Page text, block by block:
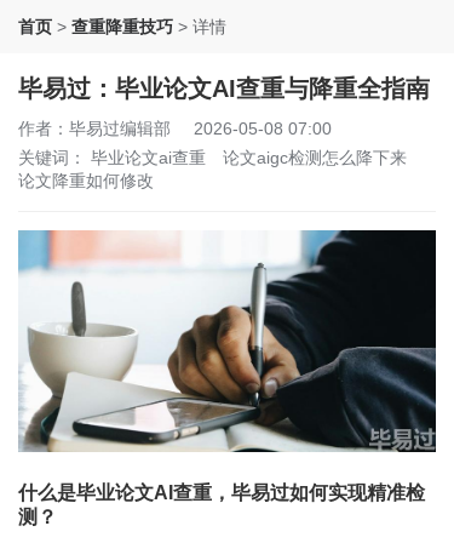
首页 > 查重降重技巧 > 详情
毕易过：毕业论文AI查重与降重全指南
作者：毕易过编辑部
2026-05-08 07:00
关键词： 毕业论文ai查重
论文aigc检测怎么降下来
论文降重如何修改
什么是毕业论文AI查重，毕易过如何实现精准检
测？